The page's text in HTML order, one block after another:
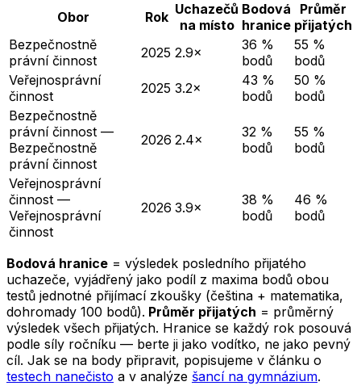
Obor Rok Uchazečů
na místo
Bodová
hranice
Průměr
přijatých
Bezpečnostně
právní činnost
2025 2.9×
36 %
bodů
55 %
bodů
Veřejnosprávní
činnost
2025 3.2×
43 %
bodů
50 %
bodů
Bezpečnostně
právní činnost —
Bezpečnostně
právní činnost
2026 2.4×
32 %
bodů
55 %
bodů
Veřejnosprávní
činnost —
Veřejnosprávní
činnost
2026 3.9×
38 %
bodů
46 %
bodů
Bodová hranice = výsledek posledního přijatého
uchazeče, vyjádřený jako podíl z maxima bodů obou
testů jednotné přijímací zkoušky (čeština + matematika,
dohromady 100 bodů). Průměr přijatých = průměrný
výsledek všech přijatých. Hranice se každý rok posouvá
podle síly ročníku — berte ji jako vodítko, ne jako pevný
cíl. Jak se na body připravit, popisujeme v článku o
testech nanečisto a v analýze šancí na gymnázium.